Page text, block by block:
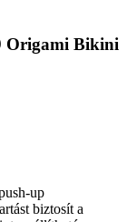
Origami Bikini
up
biztosít a